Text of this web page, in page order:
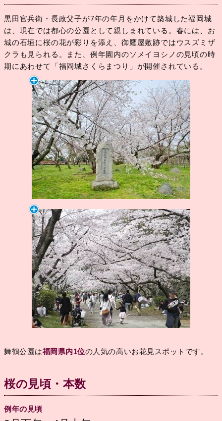
黒田官兵衛・長政父子が7年の年月をかけて築城した福岡城
は、現在では都心の公園として親しまれている。春には、お
城の石垣に桜の花が彩りを添え、御鷹屋敷跡ではウスズミザ
クラも見られる。また、例年園内のソメイヨシノの見頃の時
期にあわせて「福岡城さくらまつり」が開催されている。
舞鶴公園は福岡県内1位の人気の高いお花見スポットです。
桜の見頃・本数
例年の見頃